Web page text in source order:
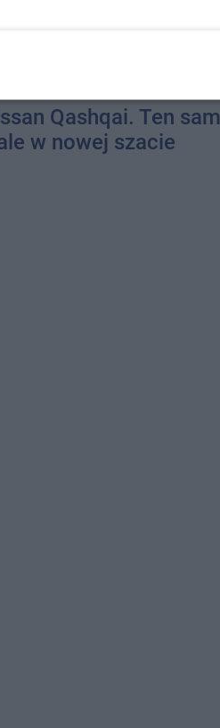
Qashqai. Ten sam
w nowej szacie